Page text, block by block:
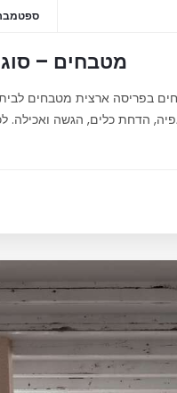
ספטמבר 16,
מטבחים –
בפריסה ארצית מטבחים
הדחת כלים, הגשה ואכילה.